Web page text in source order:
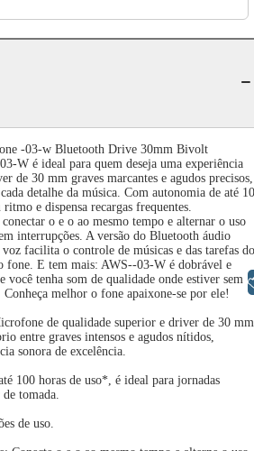
-03-w Bluetooth Drive 30mm Bivolt
W é ideal para quem deseja uma experiência
de 30 mm graves marcantes e agudos precisos,
detalhe da música. Com autonomia de até
ritmo e dispensa recargas frequentes.
o e o ao mesmo tempo e alternar o uso
interrupções. A versão do Bluetooth áudio
voz facilita o controle de músicas e das tarefas do
fone. E tem mais: AWS--03-W é dobrável e
você tenha som de qualidade onde estiver sem
melhor o fone apaixone-se por ele!
de qualidade superior e driver de 30 mm
entre graves intensos e agudos nítidos,
sonora de excelência.
100 horas de uso*, é ideal para jornadas
tomada.
de uso.
Libras